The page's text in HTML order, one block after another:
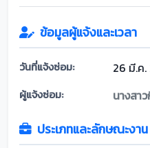
ข้อมูลผู้แจ้งและเวลา
วันที่แจ้งซ่อม: 26 มี.ค
ผู้แจ้งซ่อม: นางสา
ประเภทและลักษณะงาน